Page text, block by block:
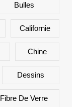
Bulles
Californie
Chine
Dessins
Fibre De Verre